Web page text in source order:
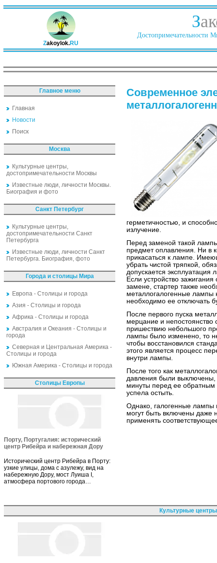
Zakoylok.RU
З
Достопримечательности
Главное меню
Главная
Новости
Поиск
Москва
Культурные центры,
достопримечательности Москвы
Известные люди, личности Москвы.
Биография и фото
Санкт Петербург
Культурные центры,
достопримечательности Санкт
Петербурга
Известные люди, личности Санкт
Петербурга. Биография, фото
Города и столицы Мира
Европа - Столицы и города
Азия - Столицы и города
Африка - Столицы и города
Австралия и Океания - Столицы и
города
Северная и Центральная Америка -
Столицы и города
Южная Америка - Столицы и города
Столицы Европы
Порту, Португалия: исторический
центр Рибейра и набережная Дору
Исторический центр Рибейра в Порту:
узкие улицы, дома с азулежу, вид на
набережную Дору, мост Луиша I,
атмосфера портового города…
Современное
герметичностью, и
излучение.
Перед заменой такой
предмет оплавления. Ни в
прикасаться к лампе.
убрать чистой тряпкой,
допускается
Если устройство
замене, стартер также
металлогалогенные лампы
необходимо ее отключать
После первого пуска
мерцание и непостоянство
пришествию небольшого
лампы было изменено, то
чтобы восстановился
этого является процесс
внутри лампы.
После того как
давления были выключены,
минуты перед ее
успела остыть.
Однако, галогенные лампы
могут быть включены даже
применять
Культурные